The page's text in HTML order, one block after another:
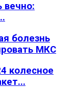
вечно:
болезнь
МКС
колесное